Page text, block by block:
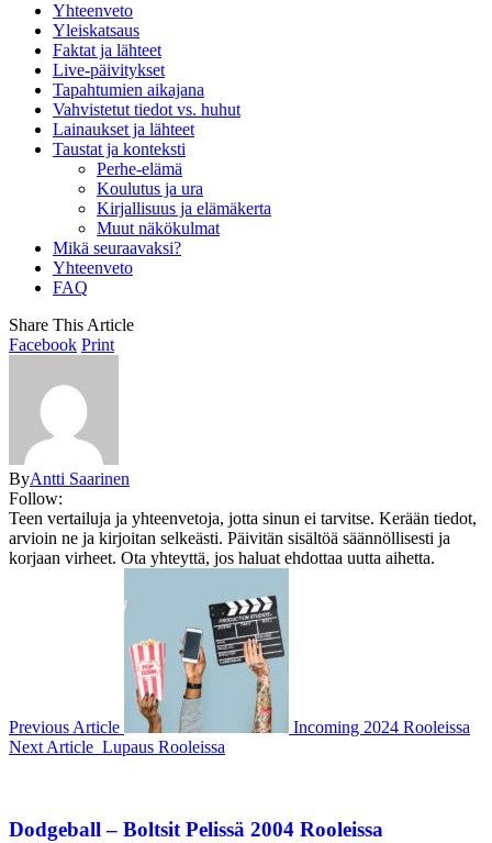
Yhteenveto
Yleiskatsaus
Faktat ja lähteet
Live-päivitykset
Tapahtumien aikajana
Vahvistetut tiedot vs. huhut
Lainaukset ja lähteet
Taustat ja konteksti
Perhe-elämä
Koulutus ja ura
Kirjallisuus ja elämäkerta
Muut näkökulmat
Mikä seuraavaksi?
Yhteenveto
FAQ
Share This Article
Facebook Print
ByAntti Saarinen
Follow:
Teen vertailuja ja yhteenvetoja, jotta sinun ei tarvitse. Kerään tiedot,
arvioin ne ja kirjoitan selkeästi. Päivitän sisältöä säännöllisesti ja
korjaan virheet. Ota yhteyttä, jos haluat ehdottaa uutta aihetta.
Previous Article
Incoming 2024 Rooleissa
Next Article Lupaus Rooleissa
Dodgeball – Boltsit Pelissä 2004 Rooleissa